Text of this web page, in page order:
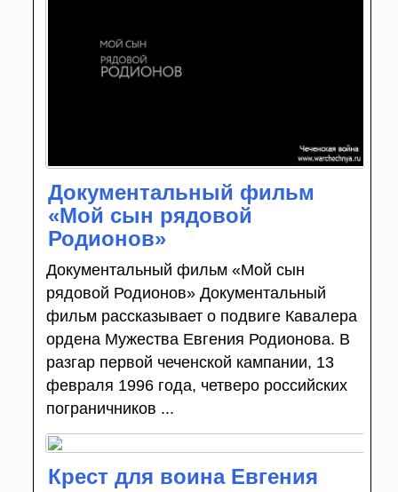
Документальный фильм
«Мой сын рядовой
Родионов»
Документальный фильм «Мой сын
рядовой Родионов» Документальный
фильм рассказывает о подвиге Кавалера
ордена Мужества Евгения Родионова. В
разгар первой чеченской кампании, 13
февраля 1996 года, четверо российских
пограничников ...
Крест для воина Евгения